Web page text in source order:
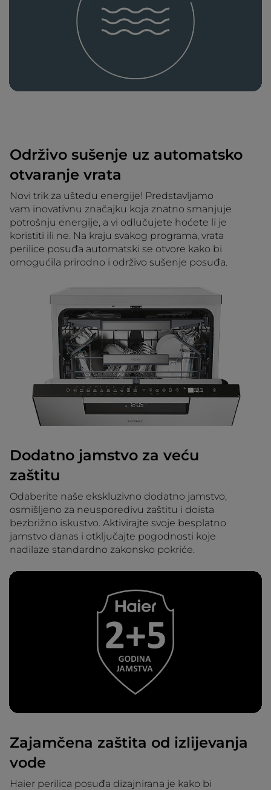
Održivo sušenje uz automatsko
otvaranje vrata
Novi trik za uštedu energije! Predstavljamo
vam inovativnu značajku koja znatno smanjuje
potrošnju energije, a vi odlučujete hoćete li je
koristiti ili ne. Na kraju svakog programa, vrata
perilice posuđa automatski se otvore kako bi
omogućila prirodno i održivo sušenje posuđa.
Dodatno jamstvo za veću
zaštitu
Odaberite naše ekskluzivno dodatno jamstvo,
osmišljeno za neusporedivu zaštitu i doista
bezbrižno iskustvo. Aktivirajte svoje besplatno
jamstvo danas i otključajte pogodnosti koje
nadilaze standardno zakonsko pokriće.
Zajamčena zaštita od izlijevanja
vode
Haier perilica posuđa dizajnirana je kako bi